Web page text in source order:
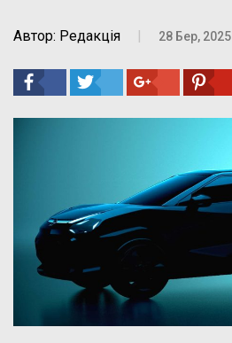
Автор: Редакція | 28 Бер, 2025